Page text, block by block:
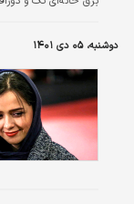
جایزه اصلی بخش
جهانی خود در نهمین
کره‌جنوبی برگزار
دوشنبه، ۰۵ دی ۱۴۰۱